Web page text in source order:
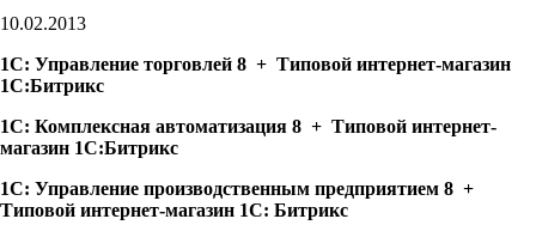
10.02.2013
1С: Управление торговлей 8 + Типовой интернет-магазин
1С:Битрикс
1С: Комплексная автоматизация 8 + Типовой интернет-
магазин 1С:Битрикс
1С: Управление производственным предприятием 8 +
Типовой интернет-магазин 1С: Битрикс